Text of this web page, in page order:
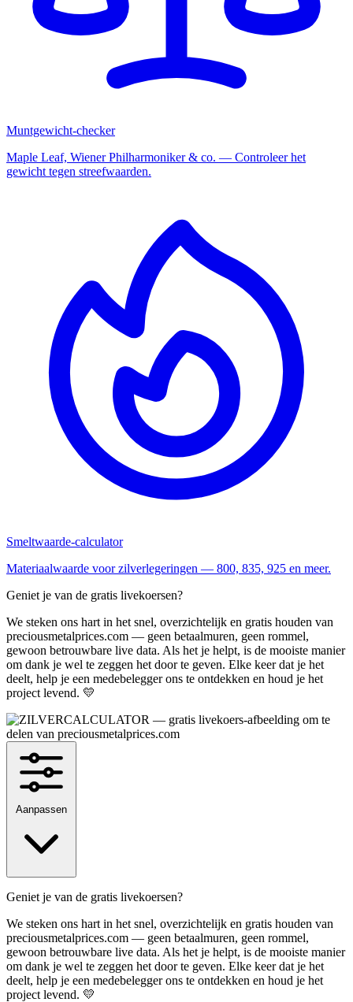
Muntgewicht-checker
Maple Leaf, Wiener Philharmoniker & co. — Controleer het
gewicht tegen streefwaarden.
Smeltwaarde-calculator
Materiaalwaarde voor zilverlegeringen — 800, 835, 925 en meer.
Geniet je van de gratis livekoersen?
We steken ons hart in het snel, overzichtelijk en gratis houden van
preciousmetalprices.com — geen betaalmuren, geen rommel,
gewoon betrouwbare live data. Als het je helpt, is de mooiste manier
om dank je wel te zeggen het door te geven. Elke keer dat je het
deelt, help je een medebelegger ons te ontdekken en houd je het
project levend. 💛
Aanpassen
Geniet je van de gratis livekoersen?
We steken ons hart in het snel, overzichtelijk en gratis houden van
preciousmetalprices.com — geen betaalmuren, geen rommel,
gewoon betrouwbare live data. Als het je helpt, is de mooiste manier
om dank je wel te zeggen het door te geven. Elke keer dat je het
deelt, help je een medebelegger ons te ontdekken en houd je het
project levend. 💛